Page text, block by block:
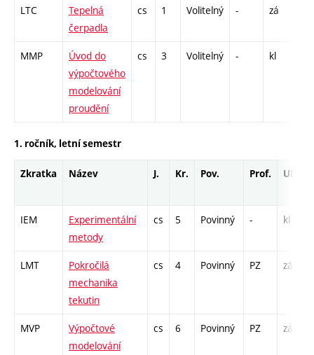
LTC
Tepelná
čerpadla
cs 1 Volitelný - zá
MMP
Úvod do
výpočtového
modelování
proudění
cs 3 Volitelný - kl
1. ročník, letní semestr
Zkratka Název J. Kr. Pov. Prof. Uk.
IEM
Experimentální
metody
cs 5 Povinný - kl
LMT
Pokročilá
mechanika
tekutin
cs 4 Povinný PZ zá,zk
MVP
Výpočtové
modelování
cs 6 Povinný PZ zá,zk